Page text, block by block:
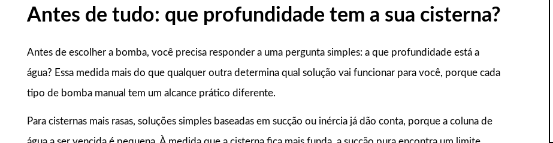
Antes de tudo: que profundidade tem a sua cisterna?
Antes de escolher a bomba, você precisa responder a uma pergunta simples: a que profundidade está a
água? Essa medida mais do que qualquer outra determina qual solução vai funcionar para você, porque cada
tipo de bomba manual tem um alcance prático diferente.
Para cisternas mais rasas, soluções simples baseadas em sucção ou inércia já dão conta, porque a coluna de